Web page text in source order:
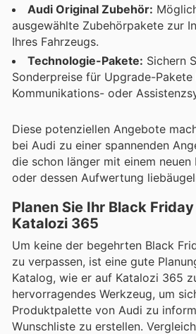
Audi Original Zubehör:
ausgewählte Zubehörpakete zur
Ihres Fahrzeugs.
Technologie-Pakete: Sichern
Sonderpreise für Upgrade-
Kommunikations- oder
Diese potenziellen Angebote
bei Audi zu einer spannenden
die schon länger mit einem neuen
oder dessen Aufwertung
Planen Sie Ihr Black
Katalozi 365
Um keine der begehrten Black
zu verpassen, ist eine gute
Katalog, wie er auf Katalozi 365
hervorragendes Werkzeug, um
Produktpalette von Audi zu
Wunschliste zu erstellen.